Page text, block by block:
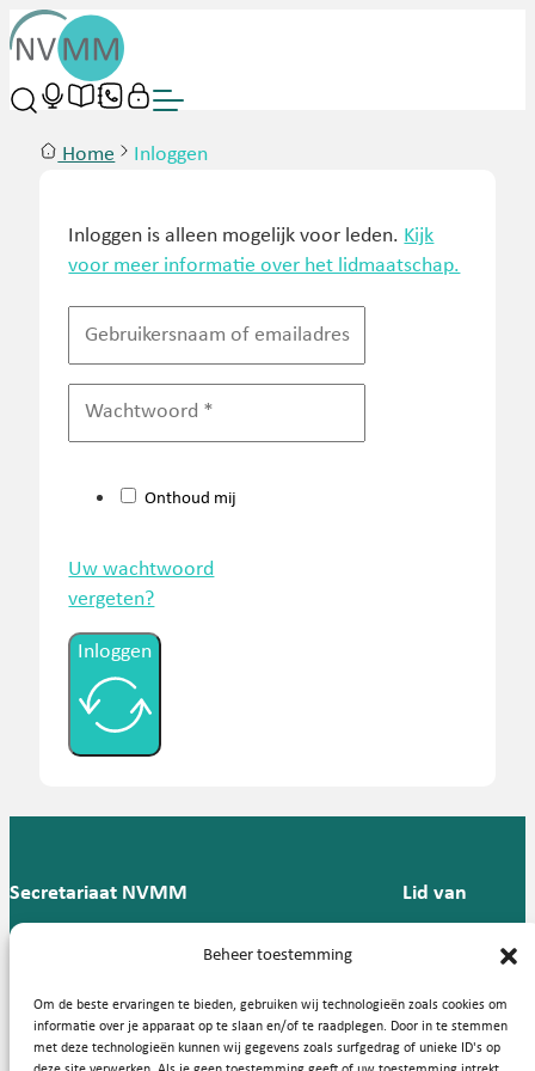
Beheer toestemming
Om de beste ervaringen te bieden, gebruiken wij technologieën zoals cookies om
informatie over je apparaat op te slaan en/of te raadplegen. Door in te stemmen
met deze technologieën kunnen wij gegevens zoals surfgedrag of unieke ID's op
Home Inloggen
Inloggen is alleen mogelijk voor leden. Kijk
voor meer informatie over het lidmaatschap.
Onthoud mij
Uw wachtwoord
vergeten?
Inloggen
Secretariaat NVMM
Groningen
T: 088 -
57
Lid van